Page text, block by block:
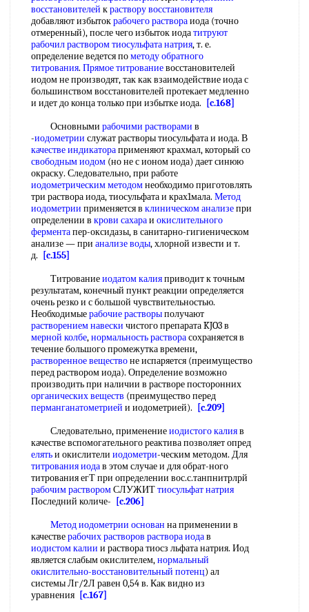
восстановителей краствору восстановителя
добавляют избытокрабочего раствораиода (точно
отмеренный), после чего избыток иодатитруют
рабочил растворомтиосульфата натрия, т. е.
определение ведется пометоду обратного
титрования. Прямое титрованиевосстановителей
иодом не производят, так как взаимодействие иода с
большинством восстановителей протекает медленно
и идет до конца только при избытке иода.
[c.168]
Основными рабочими растворами в
-иодометрии служат растворы тиосульфата и иода. В
качестве индикатораприменяют крахмал, который со
свободным иодом (но не с ионом иода) дает синюю
окраску. Следовательно, при работе
иодометрическим методомнеобходимо приготовлять
три раствора иода, тиосульфата и крах1мала. Метод
иодометрии применяется в клиническом анализепри
определении в крови сахараи окислительного
ферментапер-оксидазы, в санитарно-гигиеническом
анализе — при анализе воды, хлорной извести и т.
д.
[c.155]
Титрованиеиодатом калияприводит к точным
результатам, конечный пункт реакции определяется
очень резко и с большой чувствительностью.
Необходимыерабочие растворыполучают
растворением навески чистого препарата KJO3 в
мерной колбе,нормальность растворасохраняется в
течение большого промежутка времени,
растворенное веществоне испаряется (преимущество
перед раствором иода). Определение возможно
производить при наличии в растворе посторонних
органических веществ (преимущество перед
перманганатометрией и иодометрией).
[c.209]
Следовательно, применениеиодистого калияв
качестве вспомогательного реактива позволяет опред
елятьи окислители иодометри-ческим методом. Для
титрования иодав этом случае и для обрат-ного
титрования егТ при определении вос.с.танпнитрлрй
рабочим растворомСЛУЖИТтиосульфат натрия
Последний количе-
[c.206]
Метод иодометрии основан на применении в
качестверабочих растворов раствора иодав
иодистом калии и раствора тиосз льфата натрия. Иод
является слабым окислителем,нормальный
окислительно-восстановительный потенц) ал
системы Лг/2Л равен 0,54 в. Как видно из
уравнения [c.167]